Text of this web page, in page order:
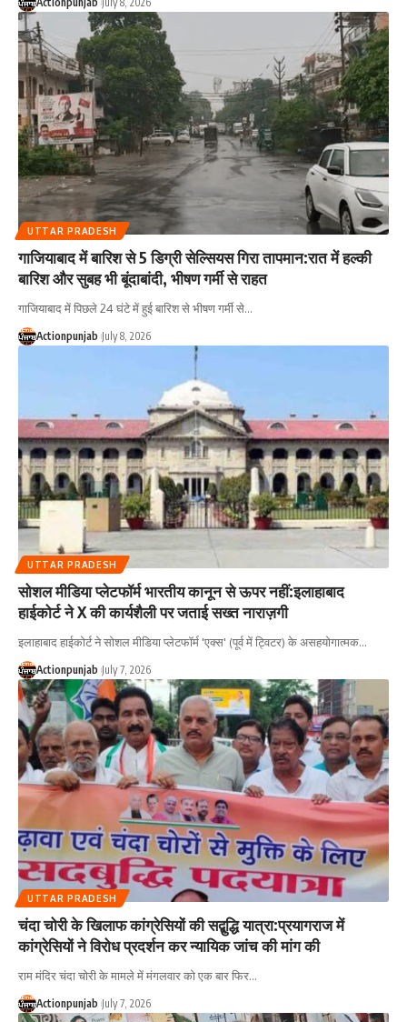
UTTAR PRADESH
गाजियाबाद में बारिश से 5 डिग्री सेल्सियस गिरा तापमान:रात में हल्की
बारिश और सुबह भी बूंदाबांदी, भीषण गर्मी से राहत
गाजियाबाद में पिछले 24 घंटे में हुई बारिश से भीषण गर्मी से…
Actionpunjab July 8, 2026
UTTAR PRADESH
सोशल मीडिया प्लेटफॉर्म भारतीय कानून से ऊपर नहीं:इलाहाबाद
हाईकोर्ट ने X की कार्यशैली पर जताई सख्त नाराज़गी
इलाहाबाद हाईकोर्ट ने सोशल मीडिया प्लेटफॉर्म 'एक्स' (पूर्व में ट्विटर) के असहयोगात्मक…
Actionpunjab July 7, 2026
UTTAR PRADESH
चंदा चोरी के खिलाफ कांग्रेसियों की सद्बुद्धि यात्रा:प्रयागराज में
कांग्रेसियों ने विरोध प्रदर्शन कर न्यायिक जांच की मांग की
राम मंदिर चंदा चोरी के मामले में मंगलवार को एक बार फिर…
Actionpunjab July 7, 2026